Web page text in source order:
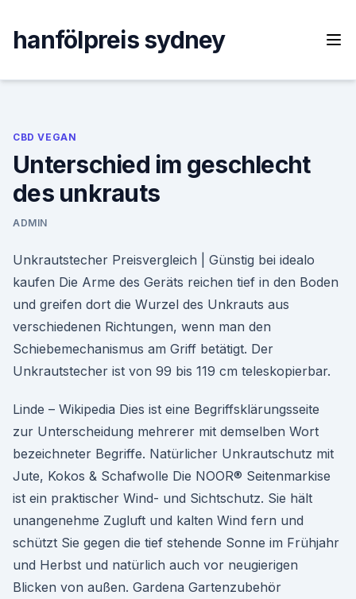
content
hanfölpreis sydney
CBD VEGAN
Unterschied im geschlecht
des unkrauts
ADMIN
Unkrautstecher Preisvergleich | Günstig bei idealo
kaufen Die Arme des Geräts reichen tief in den Boden
und greifen dort die Wurzel des Unkrauts aus
verschiedenen Richtungen, wenn man den
Schiebemechanismus am Griff betätigt. Der
Unkrautstecher ist von 99 bis 119 cm teleskopierbar.
Linde – Wikipedia Dies ist eine Begriffsklärungsseite
zur Unterscheidung mehrerer mit demselben Wort
bezeichneter Begriffe. Natürlicher Unkrautschutz mit
Jute, Kokos & Schafwolle Die NOOR® Seitenmarkise
ist ein praktischer Wind- und Sichtschutz. Sie hält
unangenehme Zugluft und kalten Wind fern und
schützt Sie gegen die tief stehende Sonne im Frühjahr
und Herbst und natürlich auch vor neugierigen
Blicken von außen. Gardena Gartenzubehör